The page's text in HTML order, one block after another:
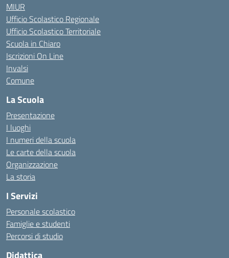
MIUR
Ufficio Scolastico Regionale
Ufficio Scolastico Territoriale
Scuola in Chiaro
Iscrizioni On Line
Invalsi
Comune
La Scuola
Presentazione
I luoghi
I numeri della scuola
Le carte della scuola
Organizzazione
La storia
I Servizi
Personale scolastico
Famiglie e studenti
Percorsi di studio
Didattica